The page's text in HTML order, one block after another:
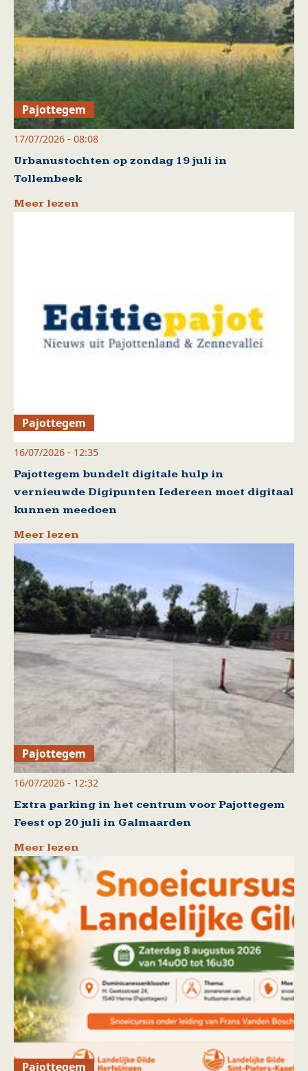
Pajottegem
17/07/2026 - 08:08
Urbanustochten op zondag 19 juli in
Tollembeek
Meer lezen
Pajottegem
16/07/2026 - 12:35
Pajottegem bundelt digitale hulp in
vernieuwde Digipunten Iedereen moet digitaal
kunnen meedoen
Meer lezen
Pajottegem
16/07/2026 - 12:32
Extra parking in het centrum voor Pajottegem
Feest op 20 juli in Galmaarden
Meer lezen
Pajottegem